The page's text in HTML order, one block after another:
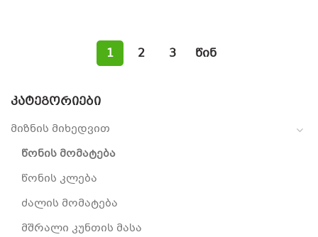
ᲙᲐᲢᲔᲒᲝᲠᲘᲔᲑᲘ
მიზნის მიხედვით
წონის მომატება
წონის კლება
ძალის მომატება
მშრალი კუნთის მასა
1 2 3 წინ